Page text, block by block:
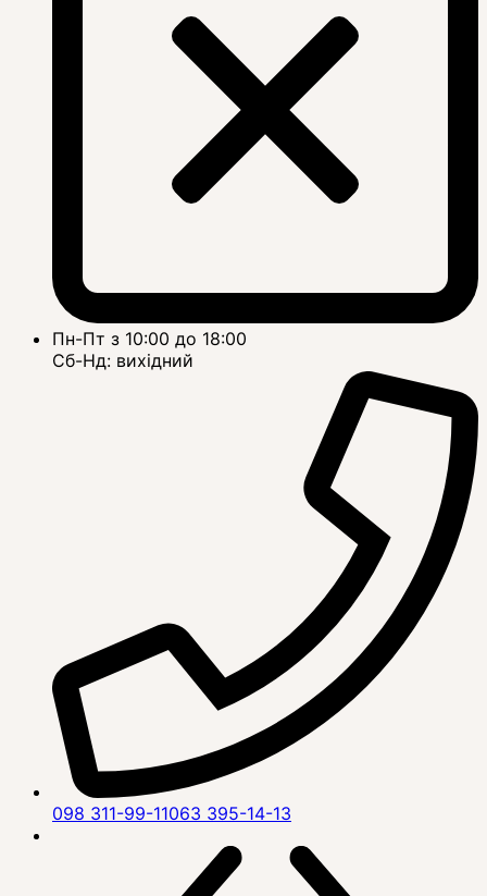
Пн-Пт з 10:00 до 18:00
Сб-Нд: вихідний
098 311-99-11063 395-14-13